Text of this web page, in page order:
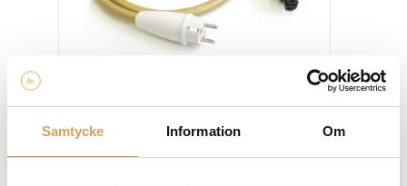
Samtycke Information Om
produktsidan
Van Den Hul Mainsstream Hybrid
Nätkabel
VAN DEN HUL